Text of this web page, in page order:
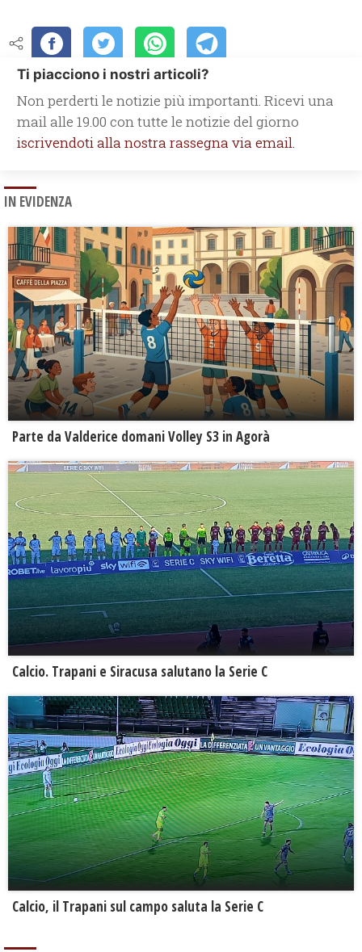
Ti piacciono i nostri articoli?
Non perderti le notizie più importanti. Ricevi una
mail alle 19.00 con tutte le notizie del giorno
iscrivendoti alla nostra rassegna via email.
IN EVIDENZA
Parte da Valderice domani Volley S3 in Agorà
Calcio. Trapani e Siracusa salutano la Serie C
Calcio, il Trapani sul campo saluta la Serie C